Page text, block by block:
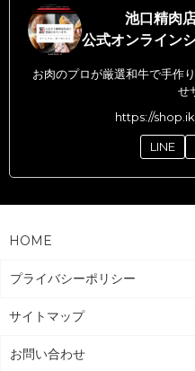
池口精肉
公式オンライン
お肉のプロが厳選和牛で手作
せ
https://
LINE
HOME
プライバシーポリシー
サイトマップ
お問い合わせ